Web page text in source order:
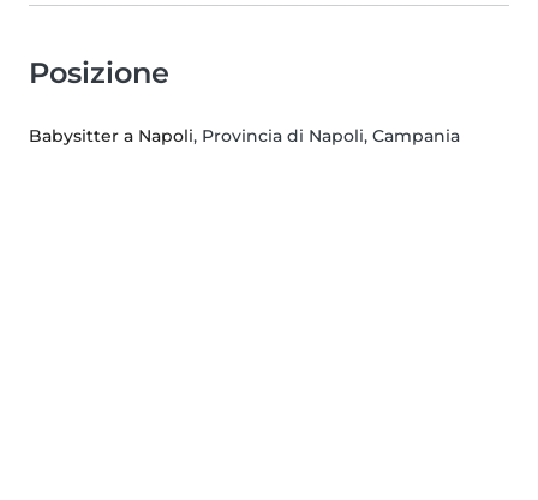
Posizione
Babysitter a Napoli, Provincia di Napoli, Campania